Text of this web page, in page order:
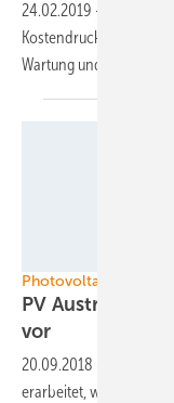
24.02.2019 -
Kostendruck der
Wartung und
Photovoltaik in
PV Austria
vor
20.09.2018
erarbeitet, wie die